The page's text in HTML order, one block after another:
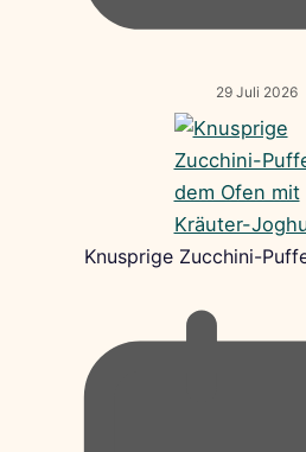
29 Juli 2026
Knusprige Zucchini-